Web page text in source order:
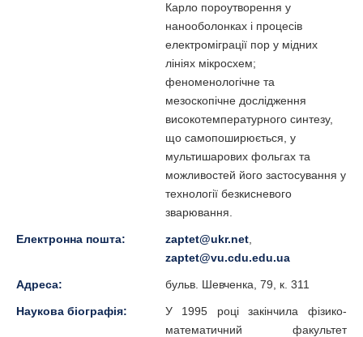
Карло пороутворення у
нанооболонках і процесів
електроміграції пор у мідних
лініях мікросхем;
феноменологічне та
мезоскопічне дослідження
високотемпературного синтезу,
що самопоширюється, у
мультишарових фольгах та
можливостей його застосування у
технології безкисневого
зварювання.
Електронна пошта: zaptet@ukr.net,
zaptet@vu.cdu.edu.ua
Адреса: бульв. Шевченка, 79, к. 311
Наукова біографія:
У 1995 році закінчила фізико-
математичний факультет